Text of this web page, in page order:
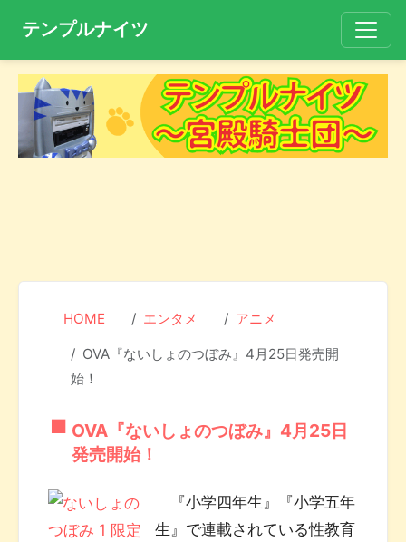
テンプルナイツ
HOME エンタメ アニメ
OVA『ないしょのつぼみ』4月25日発売開
始！
OVA『ないしょのつぼみ』4月25日
発売開始！
『小学四年生』『小学五年
生』で連載されている性教育